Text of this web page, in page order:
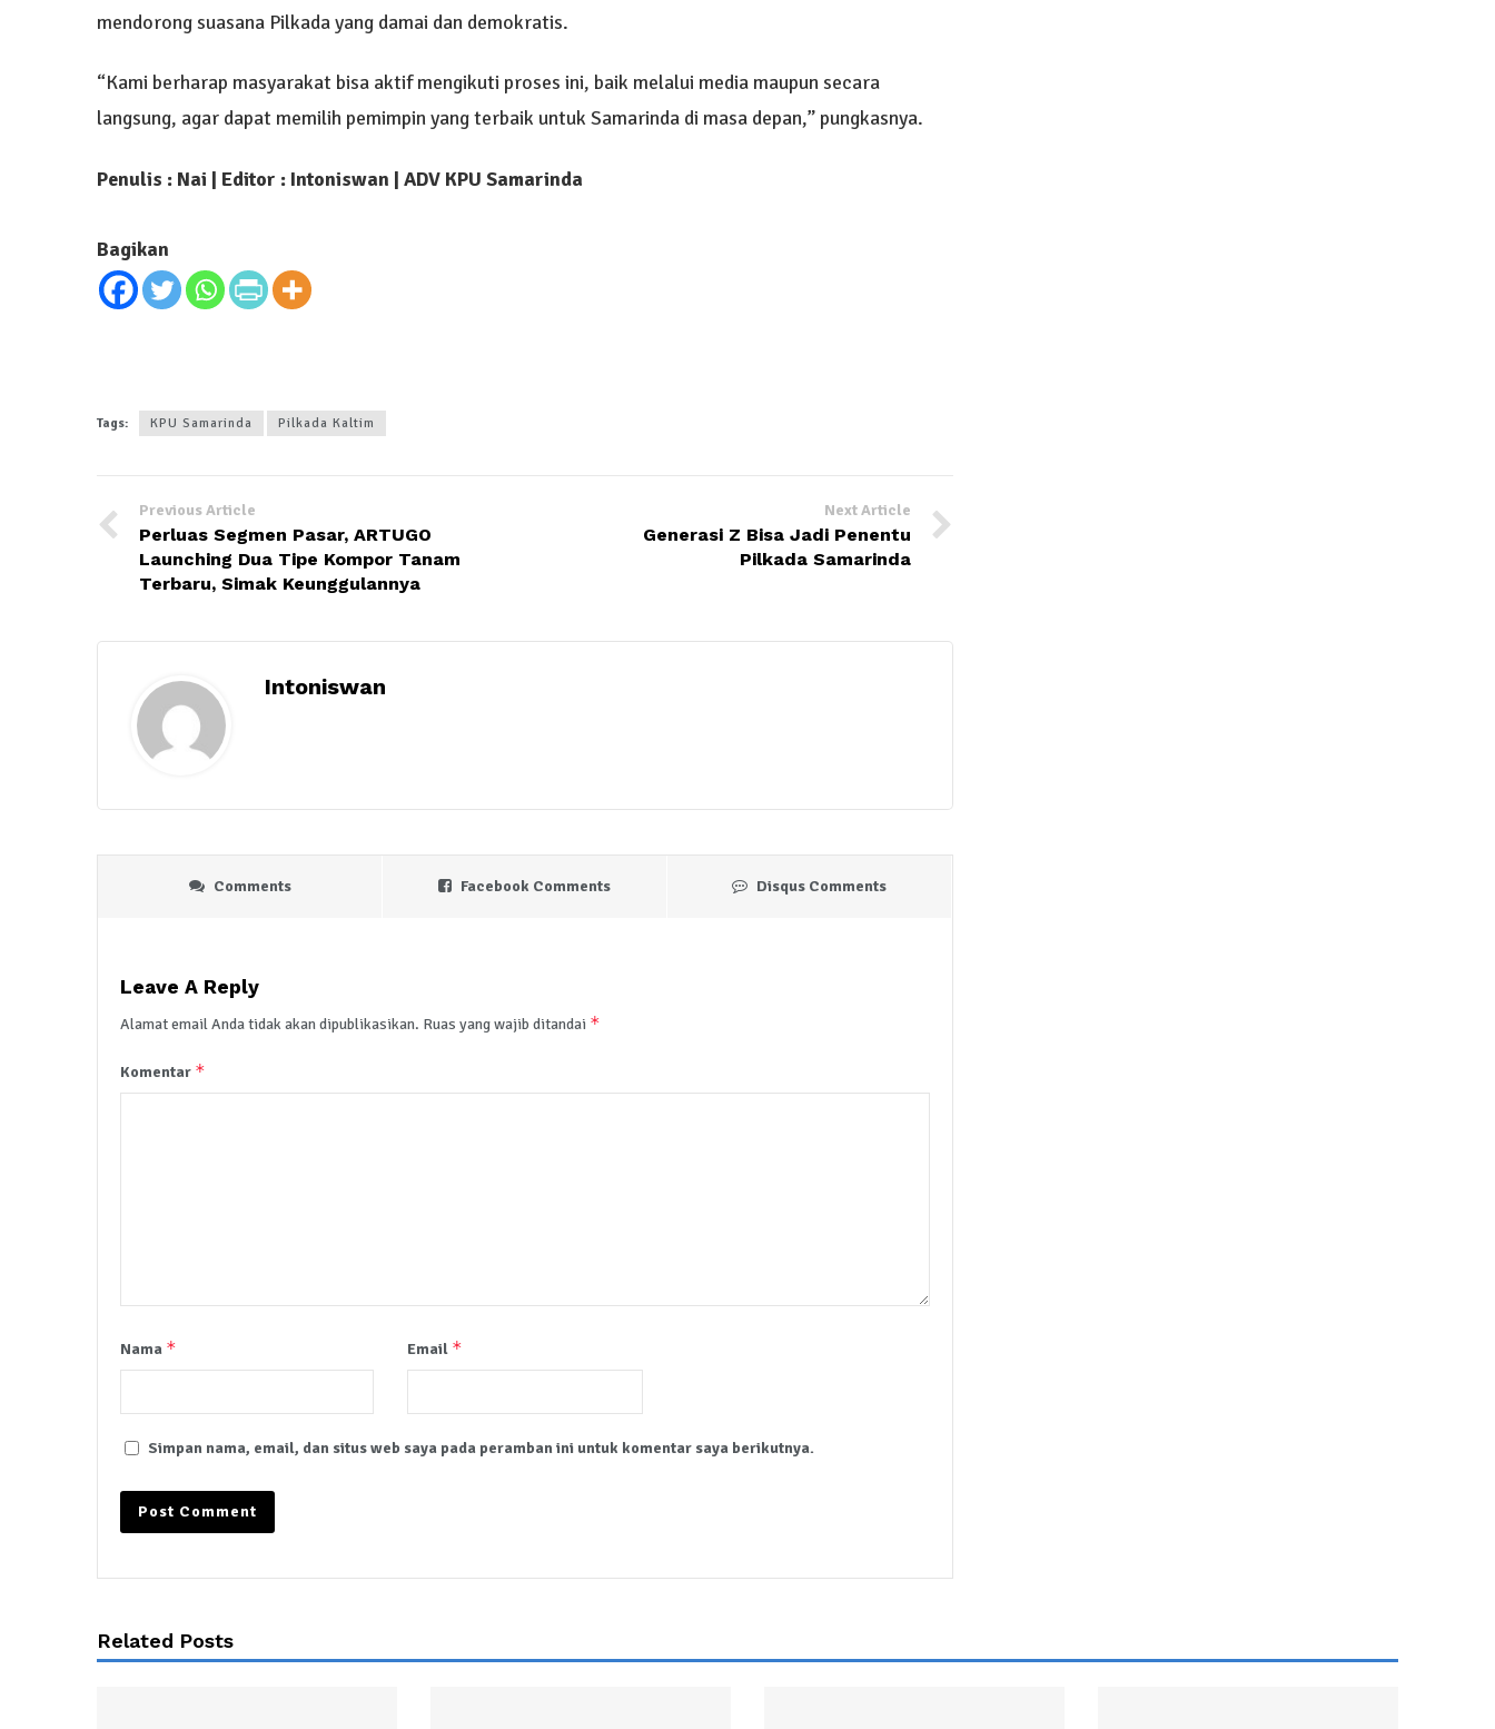
mendorong suasana Pilkada yang damai dan demokratis.
“Kami berharap masyarakat bisa aktif mengikuti proses ini, baik melalui media maupun secara
langsung, agar dapat memilih pemimpin yang terbaik untuk Samarinda di masa depan,” pungkasnya.
Penulis : Nai | Editor : Intoniswan | ADV KPU Samarinda
Bagikan
Tags: KPU Samarinda Pilkada Kaltim
Previous Article
Perluas Segmen Pasar, ARTUGO
Launching Dua Tipe Kompor Tanam
Terbaru, Simak Keunggulannya
Next Article
Generasi Z Bisa Jadi Penentu
Pilkada Samarinda
Intoniswan
Comments Facebook Comments Disqus Comments
Leave A Reply
Alamat email Anda tidak akan dipublikasikan. Ruas yang wajib ditandai *
Komentar *
Nama * Email *
Simpan nama, email, dan situs web saya pada peramban ini untuk komentar saya berikutnya.
Related Posts